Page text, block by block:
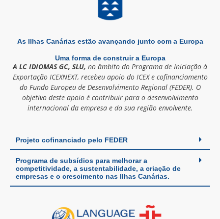
As Ilhas Canárias estão avançando junto com a Europa
Uma forma de construir a Europa
A LC IDIOMAS GC, SLU, no âmbito do Programa de Iniciação à
Exportação ICEXNEXT, recebeu apoio do ICEX e cofinanciamento
do Fundo Europeu de Desenvolvimento Regional (FEDER). O
objetivo deste apoio é contribuir para o desenvolvimento
internacional da empresa e da sua região envolvente.
Projeto cofinanciado pelo FEDER
Programa de subsídios para melhorar a
competitividade, a sustentabilidade, a criação de
empresas e o crescimento nas Ilhas Canárias.